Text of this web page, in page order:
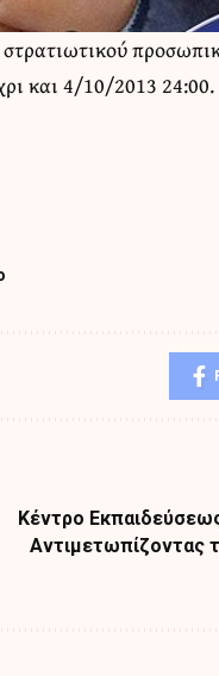
και 4/10/2013 24:00.
Κέντρο
Αντιμετωπίζοντας